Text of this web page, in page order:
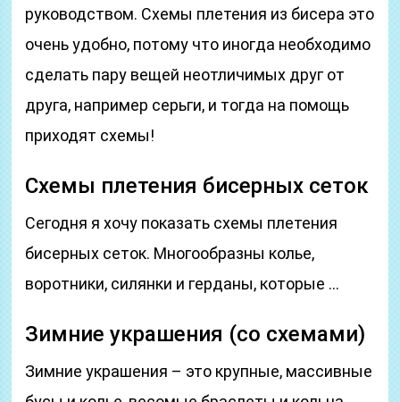
руководством. Схемы плетения из бисера это
очень удобно, потому что иногда необходимо
сделать пару вещей неотличимых друг от
друга, например серьги, и тогда на помощь
приходят схемы!
Схемы плетения бисерных сеток
Сегодня я хочу показать схемы плетения
бисерных сеток. Многообразны колье,
воротники, силянки и герданы, которые …
Зимние украшения (со схемами)
Зимние украшения – это крупные, массивные